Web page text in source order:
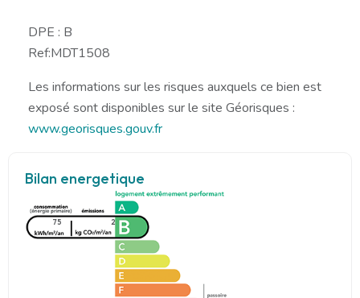
DPE : B
Ref:MDT1508
Les informations sur les risques auxquels ce bien est
exposé sont disponibles sur le site Géorisques :
www.georisques.gouv.fr
Bilan energetique
75 2